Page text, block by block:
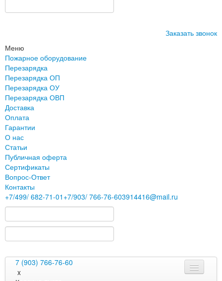
Заказать звонок
Меню
Пожарное оборудование
Перезарядка
Перезарядка ОП
Перезарядка ОУ
Перезарядка ОВП
Доставка
Оплата
Гарантии
О нас
Статьи
Публичная оферта
Сертификаты
Вопрос-Ответ
Контакты
+7/499/ 682-71-01 +7/903/ 766-76-603914416@mail.ru
7 (903) 766-76-60
x